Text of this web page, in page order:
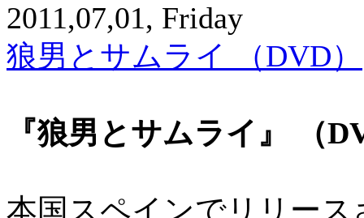
2011,07,01, Friday
狼男とサムライ （DVD）
『狼男とサムライ』 （
本国スペインでリリー